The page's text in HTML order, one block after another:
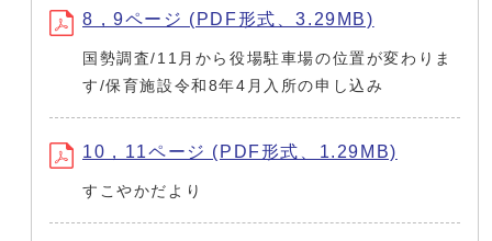
8，9ページ (PDF形式、3.29MB)
国勢調査/11月から役場駐車場の位置が変わりま
す/保育施設令和8年4月入所の申し込み
10，11ページ (PDF形式、1.29MB)
すこやかだより